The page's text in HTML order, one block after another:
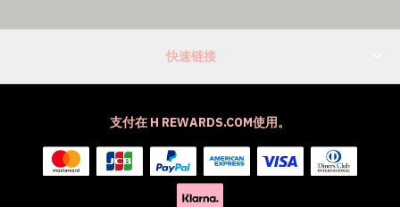
快速链接
支付在 H REWARDS.COM使用。